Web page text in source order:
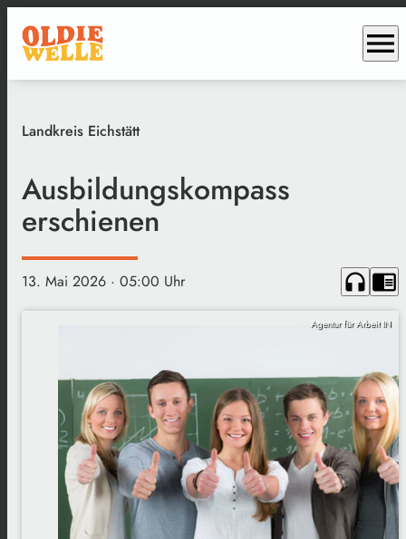
menu
Landkreis Eichstätt
Ausbildungskompass
erschienen
13. Mai 2026 · 05:00 Uhr headphones chrome_reader_mode
Agentur für Arbeit IN